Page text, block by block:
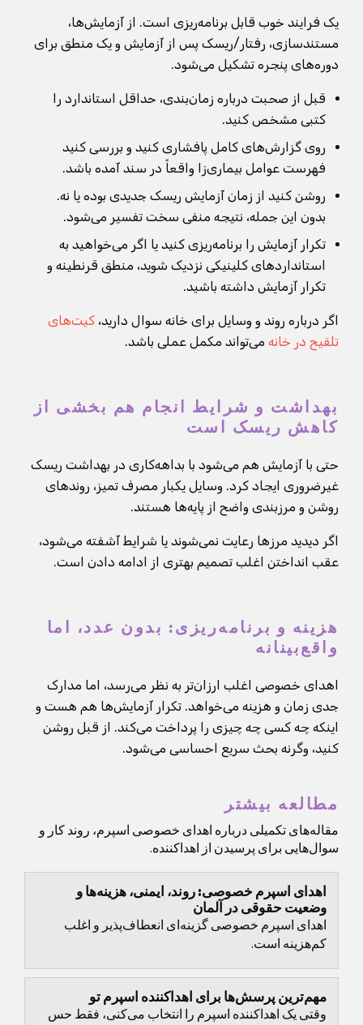
یک فرایند خوب قابل برنامه‌ریزی است. از آزمایش‌ها،
مستندسازی، رفتار/ریسک پس از آزمایش و یک منطق برای
دوره‌های پنجره تشکیل می‌شود.
قبل از صحبت درباره زمان‌بندی، حداقل استاندارد را
کتبی مشخص کنید.
روی گزارش‌های کامل پافشاری کنید و بررسی کنید
فهرست عوامل بیماری‌زا واقعاً در سند آمده باشد.
روشن کنید از زمان آزمایش ریسک جدیدی بوده یا نه.
بدون این جمله، نتیجه منفی سخت تفسیر می‌شود.
تکرار آزمایش را برنامه‌ریزی کنید یا اگر می‌خواهید به
استانداردهای کلینیکی نزدیک شوید، منطق قرنطینه و
تکرار آزمایش داشته باشید.
اگر درباره روند و وسایل برای خانه سوال دارید، کیت‌های
تلقیح در خانه می‌تواند مکمل عملی باشد.
بهداشت و شرایط انجام هم بخشی از
کاهش ریسک است
حتی با آزمایش هم می‌شود با بداهه‌کاری در بهداشت ریسک
غیرضروری ایجاد کرد. وسایل یکبار مصرف تمیز، روندهای
روشن و مرزبندی واضح از پایه‌ها هستند.
اگر دیدید مرزها رعایت نمی‌شوند یا شرایط آشفته می‌شود،
عقب انداختن اغلب تصمیم بهتری از ادامه دادن است.
هزینه و برنامه‌ریزی: بدون عدد، اما
واقع‌بینانه
اهدای خصوصی اغلب ارزان‌تر به نظر می‌رسد، اما مدارک
جدی زمان و هزینه می‌خواهد. تکرار آزمایش‌ها هم هست و
اینکه چه کسی چه چیزی را پرداخت می‌کند. از قبل روشن
کنید، وگرنه بحث سریع احساسی می‌شود.
مطالعه بیشتر
مقاله‌های تکمیلی درباره اهدای خصوصی اسپرم، روند کار و
سوال‌هایی برای پرسیدن از اهداکننده.
اهدای اسپرم خصوصی: روند، ایمنی، هزینه‌ها و
وضعیت حقوقی در آلمان
اهدای اسپرم خصوصی گزینه‌ای انعطاف‌پذیر و اغلب
کم‌هزینه است.
مهم‌ترین پرسش‌ها برای اهداکننده اسپرم تو
وقتی یک اهداکننده اسپرم را انتخاب می‌کنی، فقط حس